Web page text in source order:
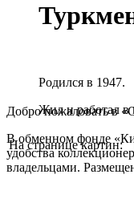
Родился в 1947.
Жил и работал в
На странице картин:
Добро пожаловать в
В обменном фонде
удобства
владельцами.